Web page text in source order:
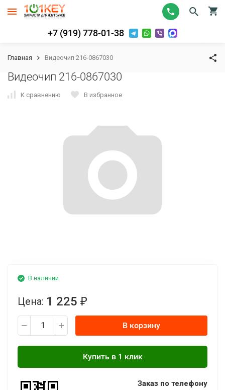
+7 (919) 778-01-38
Главная Видеочип 216-0867030
Видеочип 216-0867030
К сравнению В избранное
В наличии
Цена: 1 225 ₽
В корзину
Заказ по телефону